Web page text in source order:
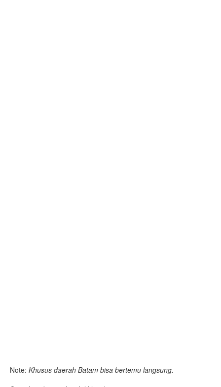
Note: Khusus daerah Batam bisa bertemu langsung.